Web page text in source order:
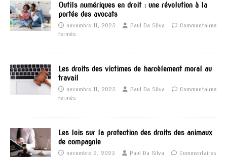
Outils numériques en droit : une révolution à la
portée des avocats
novembre 11, 2023 Paul Da Silva
Commentaires
fermés
Les droits des victimes de harcèlement moral au
travail
novembre 11, 2023 Paul Da Silva
Commentaires
fermés
Les lois sur la protection des droits des animaux
de compagnie
novembre 9, 2023 Paul Da Silva
Commentaires